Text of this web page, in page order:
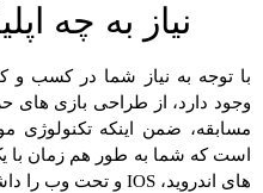
نیاز به چه
با توجه به نیاز شما در کسب و
وجود دارد، از طراحی بازی های
مسابقه، ضمن اینکه تکنولوژی
است که شما به طور هم زمان با
های اندروید، IOS و تحت وب را داشته باشید.